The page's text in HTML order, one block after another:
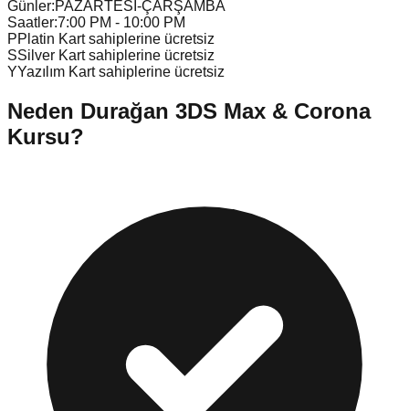
Günler:PAZARTESİ-ÇARŞAMBA
Saatler:7:00 PM - 10:00 PM
PPlatin Kart sahiplerine ücretsiz
SSilver Kart sahiplerine ücretsiz
YYazılım Kart sahiplerine ücretsiz
Neden Durağan 3DS Max & Corona
Kursu?